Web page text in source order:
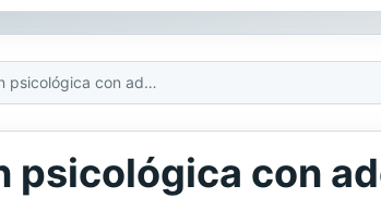
Intervención psicológica con adolescentes
psicológica con